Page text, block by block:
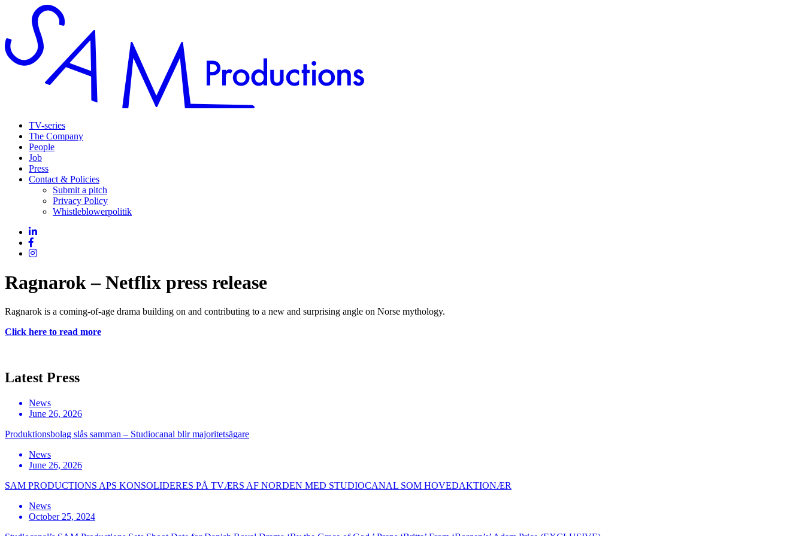
TV-series
The Company
People
Job
Press
Contact & Policies
Submit a pitch
Privacy Policy
Whistleblowerpolitik
Ragnarok – Netflix press release
Ragnarok is a coming-of-age drama building on and contributing to a new and surprising angle on Norse mythology.
Click here to read more
Latest Press
News
June 26, 2026
Produktionsbolag slås samman – Studiocanal blir majoritetsägare
News
June 26, 2026
SAM PRODUCTIONS APS KONSOLIDERES PÅ TVÆRS AF NORDEN MED STUDIOCANAL SOM HOVEDAKTIONÆR
News
October 25, 2024